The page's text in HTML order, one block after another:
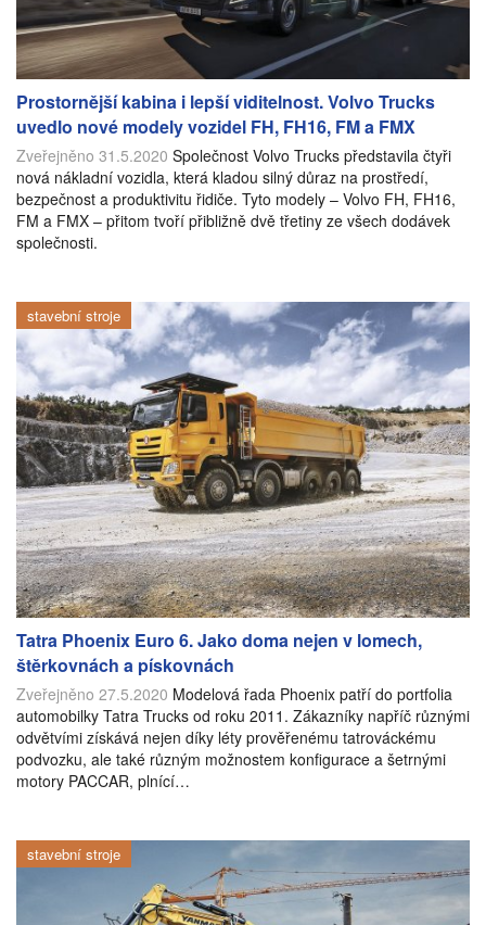
Prostornější kabina i lepší viditelnost. Volvo Trucks
uvedlo nové modely vozidel FH, FH16, FM a FMX
Zveřejněno 31.5.2020 Společnost Volvo Trucks představila čtyři
nová nákladní vozidla, která kladou silný důraz na prostředí,
bezpečnost a produktivitu řidiče. Tyto modely – Volvo FH, FH16,
FM a FMX – přitom tvoří přibližně dvě třetiny ze všech dodávek
společnosti.
stavební stroje
Tatra Phoenix Euro 6. Jako doma nejen v lomech,
štěrkovnách a pískovnách
Zveřejněno 27.5.2020 Modelová řada Phoenix patří do portfolia
automobilky Tatra Trucks od roku 2011. Zákazníky napříč různými
odvětvími získává nejen díky léty prověřenému tatrováckému
podvozku, ale také různým možnostem konfigurace a šetrnými
motory PACCAR, plnící…
stavební stroje